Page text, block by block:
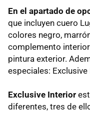
En el apartado de
que incluyen cuero
colores negro,
complemento
pintura exterior.
especiales:
Exclusive Interior
diferentes, tres de